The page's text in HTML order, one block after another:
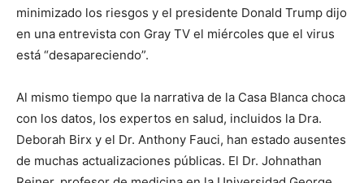
minimizado los riesgos y el presidente Donald Trump dijo
en una entrevista con Gray TV el miércoles que el virus
está “desapareciendo”.
Al mismo tiempo que la narrativa de la Casa Blanca choca
con los datos, los expertos en salud, incluidos la Dra.
Deborah Birx y el Dr. Anthony Fauci, han estado ausentes
de muchas actualizaciones públicas. El Dr. Johnathan